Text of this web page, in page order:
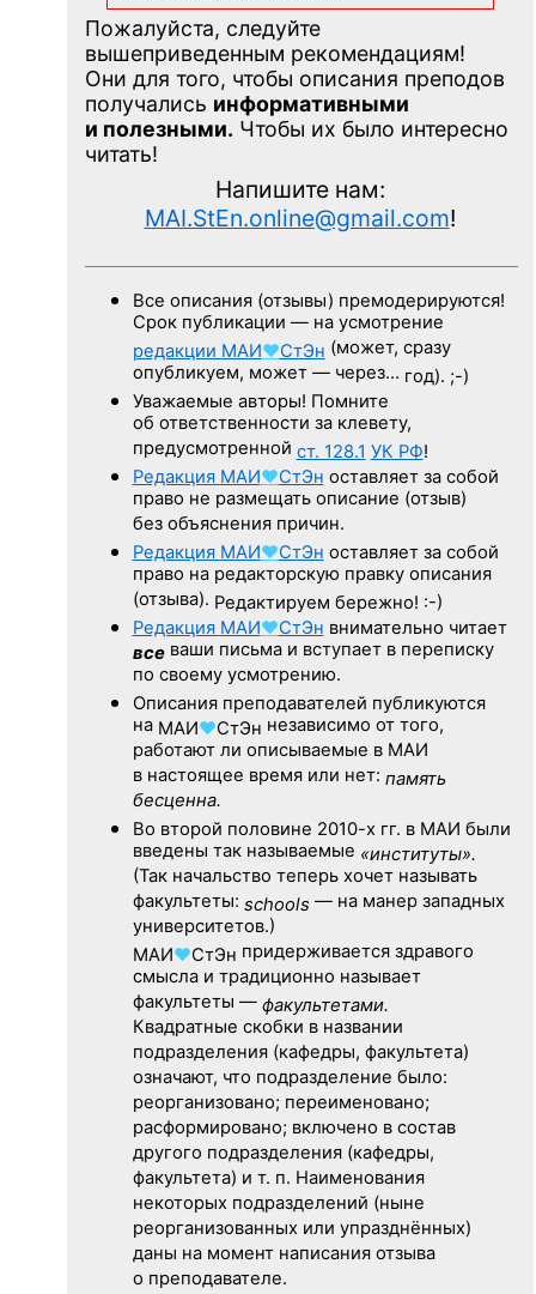
Пожалуйста, следуйте
вышеприведенным рекомендациям!
Они для того, чтобы описания преподов
получались информативными
и полезными. Чтобы их было интересно
читать!
Напишите нам:
MAI.StEn.online@gmail.com!
Все описания (отзывы) премодерируются!
Срок публикации — на усмотрение
редакции МАИ♥СтЭн (может, сразу
опубликуем, может — через… год). ;-)
Уважаемые авторы! Помните
об ответственности за клевету,
предусмотренной ст. 128.1 УК РФ!
Редакция МАИ♥СтЭн оставляет за собой
право не размещать описание (отзыв)
без объяснения причин.
Редакция МАИ♥СтЭн оставляет за собой
право на редакторскую правку описания
(отзыва). Редактируем бережно! :-)
Редакция МАИ♥СтЭн внимательно читает
всеваши письма и вступает в переписку
по своему усмотрению.
Описания преподавателей публикуются
на МАИ♥СтЭн независимо от того,
работают ли описываемые в МАИ
в настоящее время или нет: память
бесценна.
Во второй половине 2010-х гг. в МАИ были
введены так называемые «институты».
(Так начальство теперь хочет называть
факультеты: schools — на манер западных
университетов.)
МАИ♥СтЭн придерживается здравого
смысла и традиционно называет
факультеты — факультетами.
Квадратные скобки в названии
подразделения (кафедры, факультета)
означают, что подразделение было:
реорганизовано; переименовано;
расформировано; включено в состав
другого подразделения (кафедры,
факультета) и т. п. Наименования
некоторых подразделений (ныне
реорганизованных или упразднённых)
даны на момент написания отзыва
о преподавателе.